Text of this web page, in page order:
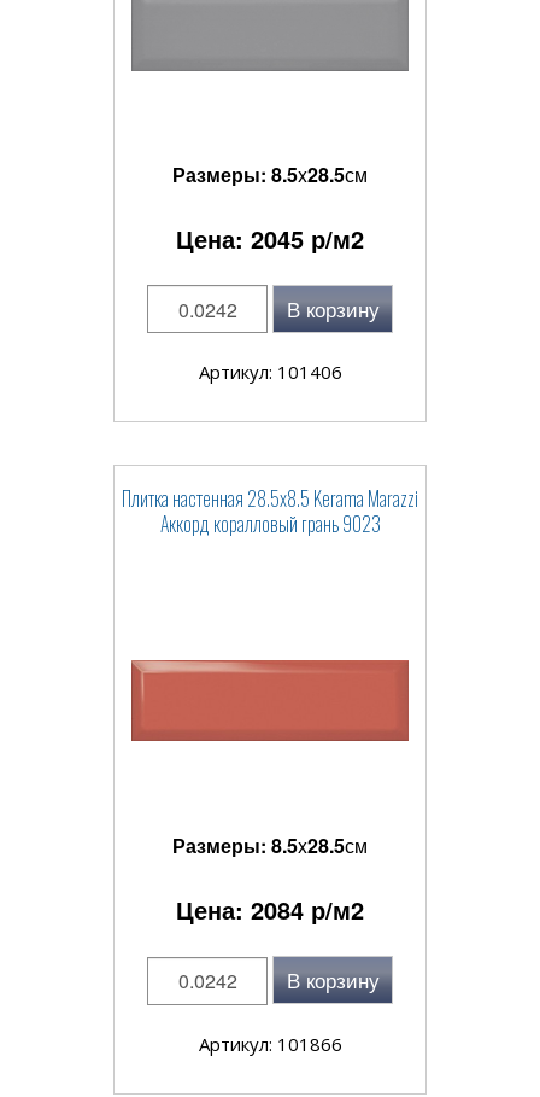
Размеры: 8.5x28.5см
Цена: 2045 р/м2
В корзину
Артикул: 101406
Плитка настенная 28.5x8.5 Kerama Marazzi
Аккорд коралловый грань 9023
Размеры: 8.5x28.5см
Цена: 2084 р/м2
В корзину
Артикул: 101866